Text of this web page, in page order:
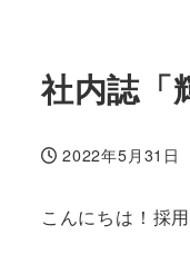
社内誌「
投稿日
2022年5月31日
こんにちは！採